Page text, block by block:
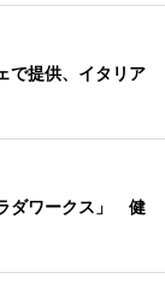
で提供、イタリア
ダワークス」 健